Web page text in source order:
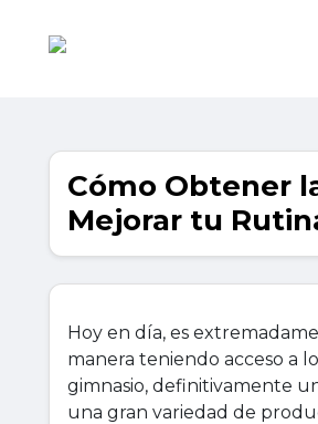
Cómo Obtener
Mejorar tu
Hoy en día, es
manera teniendo acceso a
gimnasio, definitivamente
una gran variedad de